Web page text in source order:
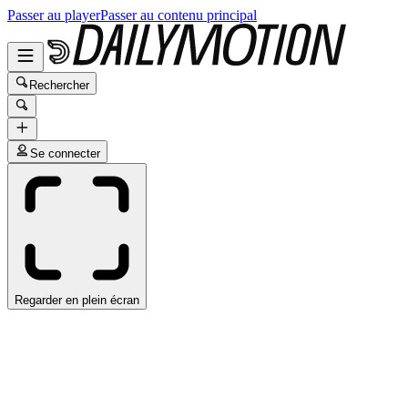
Passer au playerPasser au contenu principal
Rechercher
Se connecter
Regarder en plein écran